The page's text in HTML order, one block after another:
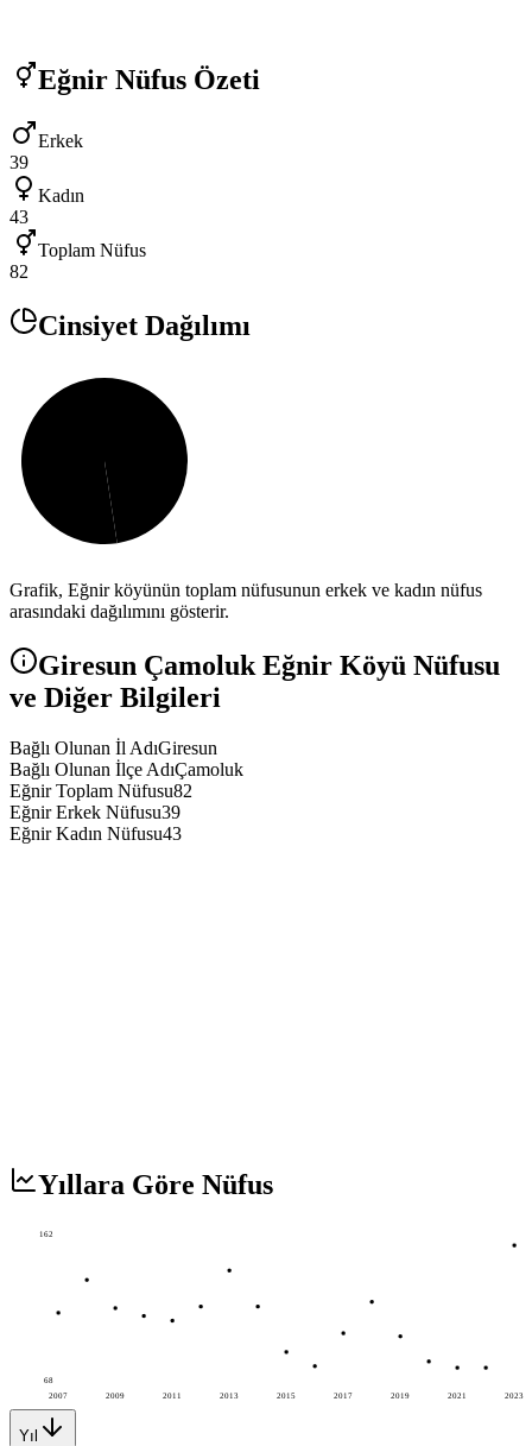
Eğnir Nüfus Özeti
Erkek
39
Kadın
43
Toplam Nüfus
82
Cinsiyet Dağılımı
Grafik, Eğnirköyünün toplam nüfusunun erkek ve kadın nüfus
arasındaki dağılımını gösterir.
Giresun Çamoluk Eğnir Köyü Nüfusu
ve Diğer Bilgileri
Bağlı Olunan İl AdıGiresun
Bağlı Olunan İlçe AdıÇamoluk
Eğnir Toplam Nüfusu82
Eğnir Erkek Nüfusu39
Eğnir Kadın Nüfusu43
Yıllara Göre Nüfus
2007 2009 2011 2013 2015 2017 2019 2021 2023
162
68
Yıl